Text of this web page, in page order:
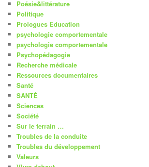
Poésie&littérature
Politique
Prologues Education
psychologie comportementale
psychologie comportementale
Psychopédagogie
Recherche médicale
Ressources documentaires
Santé
SANTÉ
Sciences
Société
Sur le terrain …
Troubles de la conduite
Troubles du développement
Valeurs